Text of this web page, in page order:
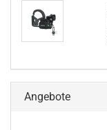
Angebote